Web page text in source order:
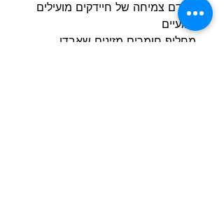
מקדם צמיחה של חיידקים מועילים
במעיים
מחליף חומרים מזינים שאבדו